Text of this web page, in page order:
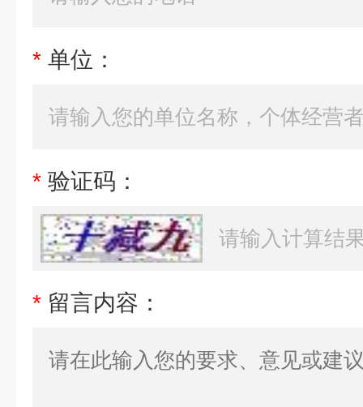
* 单位：
* 验证码：
* 留言内容：